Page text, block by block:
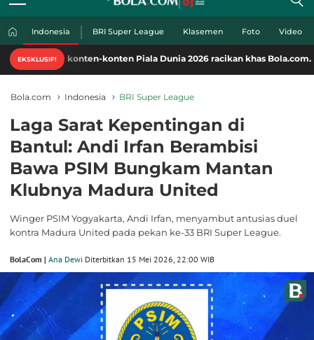
Indonesia BRI Super League Klasemen Foto Video
EKSKLUSIF!
konten-konten Piala Dunia 2026 racikan khas Bola.com. Klik di sini!
Bola.com Indonesia BRI Super League
Laga Sarat Kepentingan di
Bantul: Andi Irfan Berambisi
Bawa PSIM Bungkam Mantan
Klubnya Madura United
Winger PSIM Yogyakarta, Andi Irfan, menyambut antusias duel
kontra Madura United pada pekan ke-33 BRI Super League.
BolaCom | Ana Dewi Diterbitkan 15 Mei 2026, 22:00 WIB